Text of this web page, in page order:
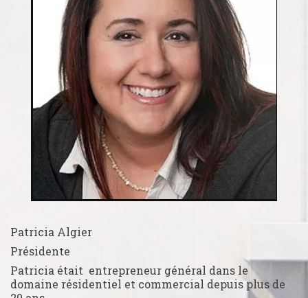
Patricia Algier
Présidente
Patricia était entrepreneur général dans le
domaine résidentiel et commercial depuis plus de